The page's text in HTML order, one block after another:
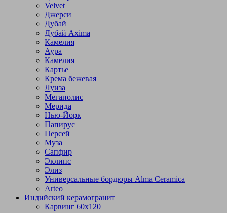
Velvet
Джерси
Дубай
Дубай Axima
Камелия
Аура
Камелия
Картье
Крема бежевая
Луиза
Мегаполис
Мерида
Нью-Йорк
Папирус
Персей
Муза
Сапфир
Эклипс
Элиз
Универсальные бордюры Alma Ceramica
Arteo
Индийский керамогранит
Карвинг 60х120